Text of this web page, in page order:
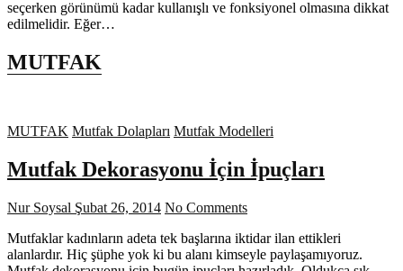
seçerken görünümü kadar kullanışlı ve fonksiyonel olmasına dikkat
edilmelidir. Eğer…
MUTFAK
MUTFAK Mutfak Dolapları Mutfak Modelleri
Mutfak Dekorasyonu İçin İpuçları
Nur Soysal Şubat 26, 2014 No Comments
Mutfaklar kadınların adeta tek başlarına iktidar ilan ettikleri
alanlardır. Hiç şüphe yok ki bu alanı kimseyle paylaşamıyoruz.